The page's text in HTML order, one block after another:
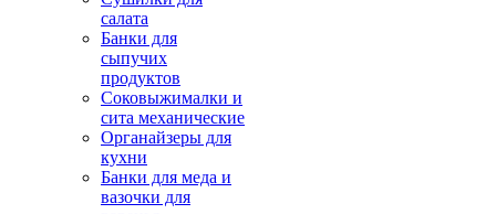
салата
Банки для
сыпучих
продуктов
Соковыжималки и
сита механические
Органайзеры для
кухни
Банки для меда и
вазочки для